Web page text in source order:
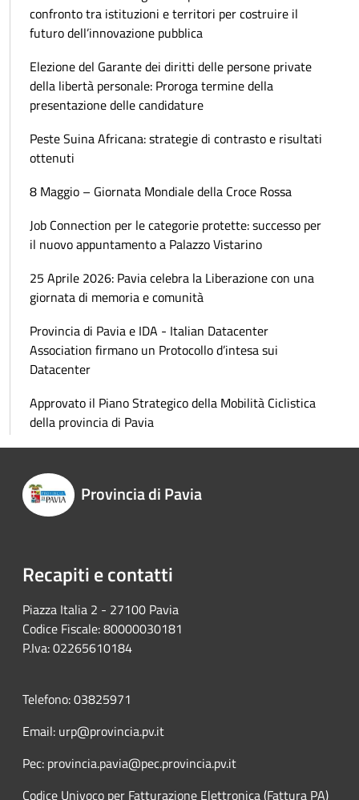
confronto tra istituzioni e territori per costruire il
futuro dell’innovazione pubblica
Elezione del Garante dei diritti delle persone private
della libertà personale: Proroga termine della
presentazione delle candidature
Peste Suina Africana: strategie di contrasto e risultati
ottenuti
8 Maggio – Giornata Mondiale della Croce Rossa
Job Connection per le categorie protette: successo per
il nuovo appuntamento a Palazzo Vistarino
25 Aprile 2026: Pavia celebra la Liberazione con una
giornata di memoria e comunità
Provincia di Pavia e IDA - Italian Datacenter
Association firmano un Protocollo d’intesa sui
Datacenter
Approvato il Piano Strategico della Mobilità Ciclistica
della provincia di Pavia
Provincia di Pavia
Recapiti e contatti
Piazza Italia 2 - 27100 Pavia
Codice Fiscale: 80000030181
P.Iva: 02265610184
Telefono: 03825971
Email: urp@provincia.pv.it
Pec: provincia.pavia@pec.provincia.pv.it
Codice Univoco per Fatturazione Elettronica (Fattura PA)